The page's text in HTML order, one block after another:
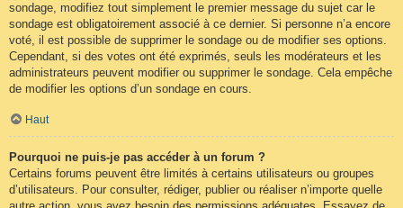
sondage, modifiez tout simplement le premier message du sujet car le
sondage est obligatoirement associé à ce dernier. Si personne n’a encore
voté, il est possible de supprimer le sondage ou de modifier ses options.
Cependant, si des votes ont été exprimés, seuls les modérateurs et les
administrateurs peuvent modifier ou supprimer le sondage. Cela empêche
de modifier les options d’un sondage en cours.
Haut
Pourquoi ne puis-je pas accéder à un forum ?
Certains forums peuvent être limités à certains utilisateurs ou groupes
d’utilisateurs. Pour consulter, rédiger, publier ou réaliser n’importe quelle